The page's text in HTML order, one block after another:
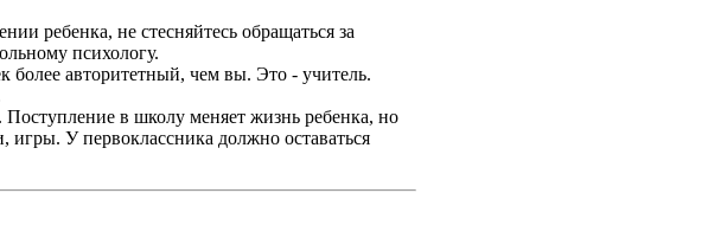
ребенка, не стесняйтесь обращаться за
психологу.
более авторитетный, чем вы. Это - учитель.
в школу меняет жизнь ребенка, но
игры. У первоклассника должно оставаться